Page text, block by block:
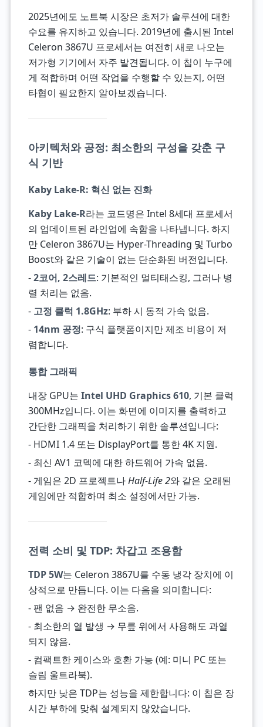
2025년에도 노트북 시장은 초저가 솔루션에 대한
수요를 유지하고 있습니다. 2019년에 출시된 Intel
Celeron 3867U 프로세서는 여전히 새로 나오는
저가형 기기에서 자주 발견됩니다. 이 칩이 누구에
게 적합하며 어떤 작업을 수행할 수 있는지, 어떤
타협이 필요한지 알아보겠습니다.
아키텍처와 공정: 최소한의 구성을 갖춘 구
식 기반
Kaby Lake-R: 혁신 없는 진화
Kaby Lake-R라는 코드명은 Intel 8세대 프로세서
의 업데이트된 라인업에 속함을 나타냅니다. 하지
만 Celeron 3867U는 Hyper-Threading 및 Turbo
Boost와 같은 기술이 없는 단순화된 버전입니다.
-2코어, 2스레드: 기본적인 멀티태스킹, 그러나 병
렬 처리는 없음.
- 고정 클럭 1.8GHz: 부하 시 동적 가속 없음.
- 14nm 공정: 구식 플랫폼이지만 제조 비용이 저
렴합니다.
통합 그래픽
내장 GPU는 Intel UHD Graphics 610, 기본 클럭
300MHz입니다. 이는 화면에 이미지를 출력하고
간단한 그래픽을 처리하기 위한 솔루션입니다:
- HDMI 1.4 또는 DisplayPort를 통한 4K 지원.
- 최신 AV1 코덱에 대한 하드웨어 가속 없음.
- 게임은 2D 프로젝트나Half-Life 2와 같은 오래된
게임에만 적합하며 최소 설정에서만 가능.
전력 소비 및 TDP: 차갑고 조용함
TDP 5W는 Celeron 3867U를 수동 냉각 장치에 이
상적으로 만듭니다. 이는 다음을 의미합니다:
- 팬 없음 → 완전한 무소음.
- 최소한의 열 발생 → 무릎 위에서 사용해도 과열
되지 않음.
- 컴팩트한 케이스와 호환 가능 (예: 미니 PC 또는
슬림 울트라북).
하지만 낮은 TDP는 성능을 제한합니다: 이 칩은 장
시간 부하에 맞춰 설계되지 않았습니다.